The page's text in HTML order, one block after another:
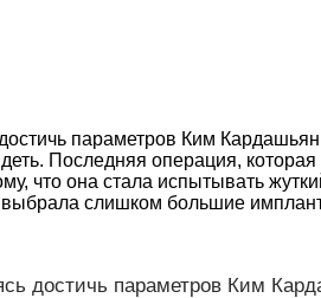
параметров Ким
Последняя операция, которая
что она стала испытывать
выбрала слишком большие
достичь параметров Ким